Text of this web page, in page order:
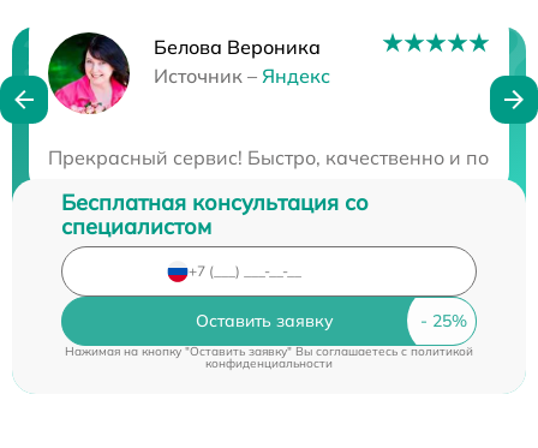
Белова Вероника
Источник – Яндекс
Прекрасный сервис! Быстро, качественно и по
Нужна консультация?
Бесплатная консультация со
специалистом
Оставить заявку
Нажимая на кнопку "Оставить заявку" Вы соглашаетесь cполитикой
конфиденциальности